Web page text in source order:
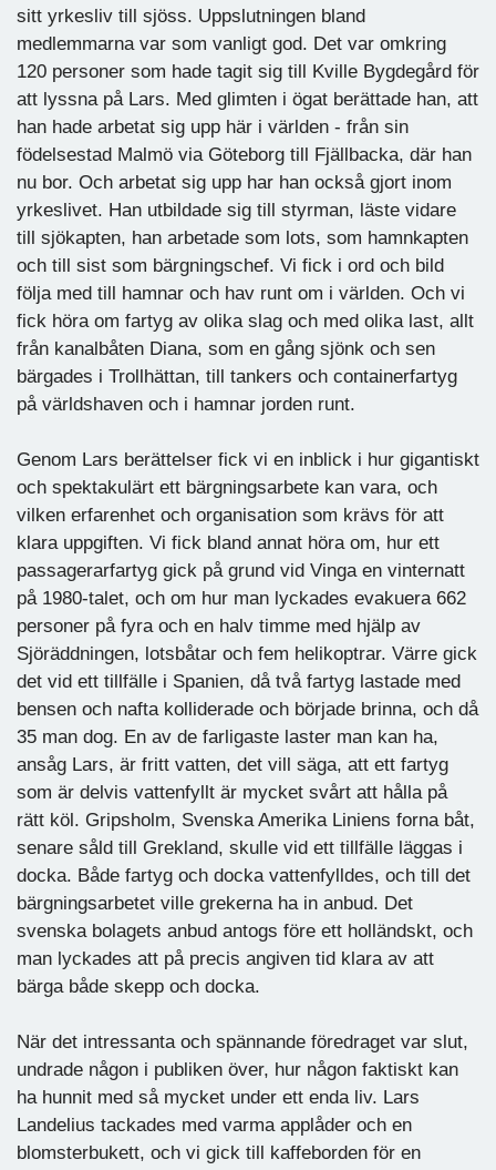
sitt yrkesliv till sjöss. Uppslutningen bland
medlemmarna var som vanligt god. Det var omkring
120 personer som hade tagit sig till Kville Bygdegård för
att lyssna på Lars. Med glimten i ögat berättade han, att
han hade arbetat sig upp här i världen - från sin
födelsestad Malmö via Göteborg till Fjällbacka, där han
nu bor. Och arbetat sig upp har han också gjort inom
yrkeslivet. Han utbildade sig till styrman, läste vidare
till sjökapten, han arbetade som lots, som hamnkapten
och till sist som bärgningschef. Vi fick i ord och bild
följa med till hamnar och hav runt om i världen. Och vi
fick höra om fartyg av olika slag och med olika last, allt
från kanalbåten Diana, som en gång sjönk och sen
bärgades i Trollhättan, till tankers och containerfartyg
på världshaven och i hamnar jorden runt.
Genom Lars berättelser fick vi en inblick i hur gigantiskt
och spektakulärt ett bärgningsarbete kan vara, och
vilken erfarenhet och organisation som krävs för att
klara uppgiften. Vi fick bland annat höra om, hur ett
passagerarfartyg gick på grund vid Vinga en vinternatt
på 1980-talet, och om hur man lyckades evakuera 662
personer på fyra och en halv timme med hjälp av
Sjöräddningen, lotsbåtar och fem helikoptrar. Värre gick
det vid ett tillfälle i Spanien, då två fartyg lastade med
bensen och nafta kolliderade och började brinna, och då
35 man dog. En av de farligaste laster man kan ha,
ansåg Lars, är fritt vatten, det vill säga, att ett fartyg
som är delvis vattenfyllt är mycket svårt att hålla på
rätt köl. Gripsholm, Svenska Amerika Liniens forna båt,
senare såld till Grekland, skulle vid ett tillfälle läggas i
docka. Både fartyg och docka vattenfylldes, och till det
bärgningsarbetet ville grekerna ha in anbud. Det
svenska bolagets anbud antogs före ett holländskt, och
man lyckades att på precis angiven tid klara av att
bärga både skepp och docka.
När det intressanta och spännande föredraget var slut,
undrade någon i publiken över, hur någon faktiskt kan
ha hunnit med så mycket under ett enda liv. Lars
Landelius tackades med varma applåder och en
blomsterbukett, och vi gick till kaffeborden för en